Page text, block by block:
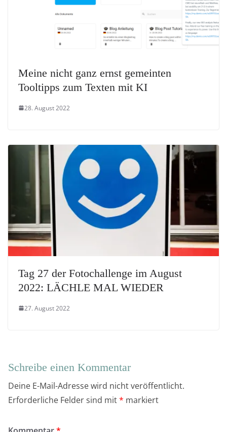
Meine nicht ganz ernst gemeinten
Tooltipps zum Texten mit KI
28. August 2022
Tag 27 der Fotochallenge im August
2022: LÄCHLE MAL WIEDER
27. August 2022
Schreibe einen Kommentar
Deine E-Mail-Adresse wird nicht veröffentlicht.
Erforderliche Felder sind mit* markiert